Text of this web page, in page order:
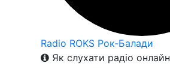
Radio ROKS Рок-Балади
Як слухати радіо онлайн